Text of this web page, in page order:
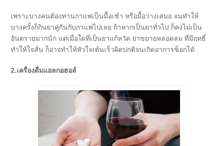
เพราะบางคนต้องทานกาแฟเป็นมื้อเช้า หรือมื้อว่างเสมอ จนทำให้
บางครั้งก็กินยาคู่กันกับกาแฟไปเลย ถ้าหากเป็นยาทั่วไป ก็คงไม่เป็น
อันตรายมากนัก แต่เมื่อใดที่เป็นยาแก้หวัด ยาขยายหลอดลม ที่มีฤทธิ์
ทำให้ใจสั่น ก็อาจทำให้หัวใจเต้นเร็วผิดปกติจนเกิดอาการช็อกได้
2.เครื่องดื่มแอลกอฮอล์